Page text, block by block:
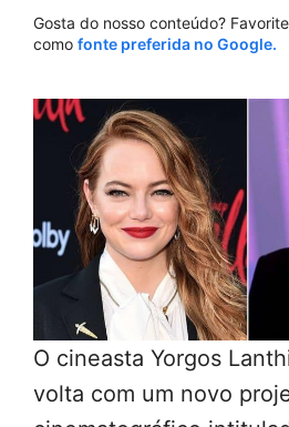
Gosta do nosso conteúdo?
como fonte preferida no Google.
O cineasta Yorgos
volta com um novo